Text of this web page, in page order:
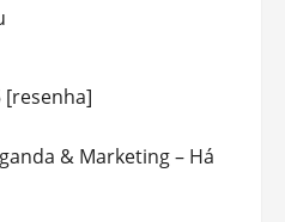
[resenha]
& Marketing – Há